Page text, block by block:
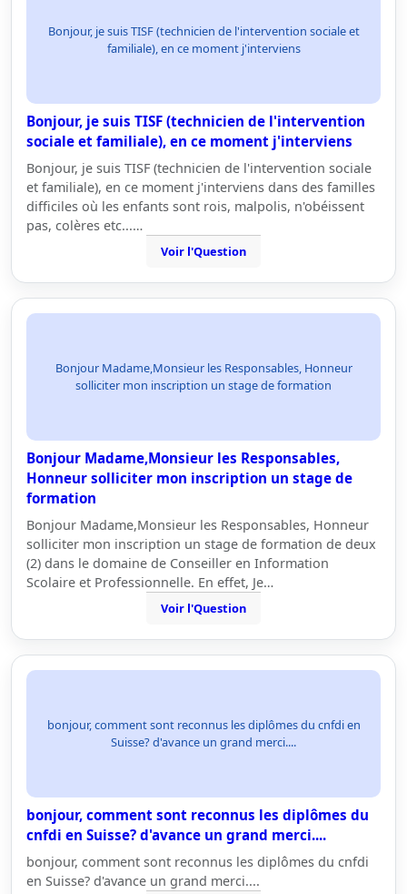
Bonjour, je suis TISF (technicien de l'intervention sociale et
familiale), en ce moment j'interviens
Bonjour, je suis TISF (technicien de l'intervention
sociale et familiale), en ce moment j'interviens
Bonjour, je suis TISF (technicien de l'intervention sociale
et familiale), en ce moment j'interviens dans des familles
difficiles où les enfants sont rois, malpolis, n'obéissent
pas, colères etc...…
Voir l'Question
Bonjour Madame,Monsieur les Responsables, Honneur
solliciter mon inscription un stage de formation
Bonjour Madame,Monsieur les Responsables,
Honneur solliciter mon inscription un stage de
formation
Bonjour Madame,Monsieur les Responsables, Honneur
solliciter mon inscription un stage de formation de deux
(2) dans le domaine de Conseiller en Information
Scolaire et Professionnelle. En effet, Je…
Voir l'Question
bonjour, comment sont reconnus les diplômes du cnfdi en
Suisse? d'avance un grand merci....
bonjour, comment sont reconnus les diplômes du
cnfdi en Suisse? d'avance un grand merci....
bonjour, comment sont reconnus les diplômes du cnfdi
en Suisse? d'avance un grand merci....